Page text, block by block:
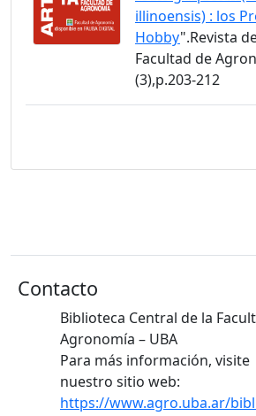
illinoensis) : los
Hobby".Revista
Facultad de
(3),p.203-212
Contacto
Biblioteca Central de la
Agronomía – UBA
Para más información, visite
nuestro sitio web:
https://www.agro.uba.ar/